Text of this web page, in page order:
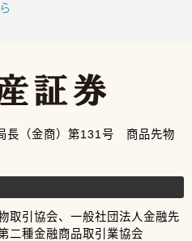
長（金商）第131号 商品先物
取引協会、一般社団法人金融先
二種金融商品取引業協会